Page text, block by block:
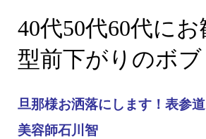
40代50代60代に
型前下がりのボブ
旦那様お洒落にします！表参
美容師石川智